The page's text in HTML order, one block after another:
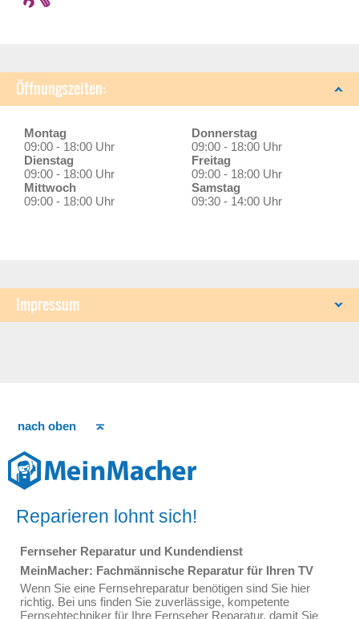
Öffnungszeiten:
Montag
09:00 - 18:00 Uhr
Dienstag
09:00 - 18:00 Uhr
Mittwoch
09:00 - 18:00 Uhr
Donnerstag
09:00 - 18:00 Uhr
Freitag
09:00 - 18:00 Uhr
Samstag
09:30 - 14:00 Uhr
Impressum
nach oben
Reparieren lohnt sich!
Fernseher Reparatur und Kundendienst
MeinMacher: Fachmännische Reparatur für Ihren TV
Wenn Sie eine Fernsehreparatur benötigen sind Sie hier
richtig. Bei uns finden Sie zuverlässige, kompetente
Fernsehtechniker für Ihre Fernseher Reparatur, damit Sie